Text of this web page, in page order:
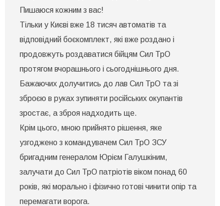
Пишаюся кожним з вас!
Тільки у Києві вже 18 тисяч автоматів та
відповідний боєкомплект, які вже роздано і
продовжуть роздаватися бійцям Сил ТрО
протягом вчорашнього і сьогоднішнього дня.
Бажаючих долучитись до лав Сил ТрО та зі
зброєю в руках зупиняти російських окупантів
зростає, а зброя надходить ще.
Крім цього, мною прийнято рішення, яке
узгоджено з командувачем Сил ТрО ЗСУ
бригадним генералом Юрієм Галушкіним,
залучати до Сил ТрО патріотів віком понад 60
років, які морально і фізично готові чинити опір та
перемагати ворога.